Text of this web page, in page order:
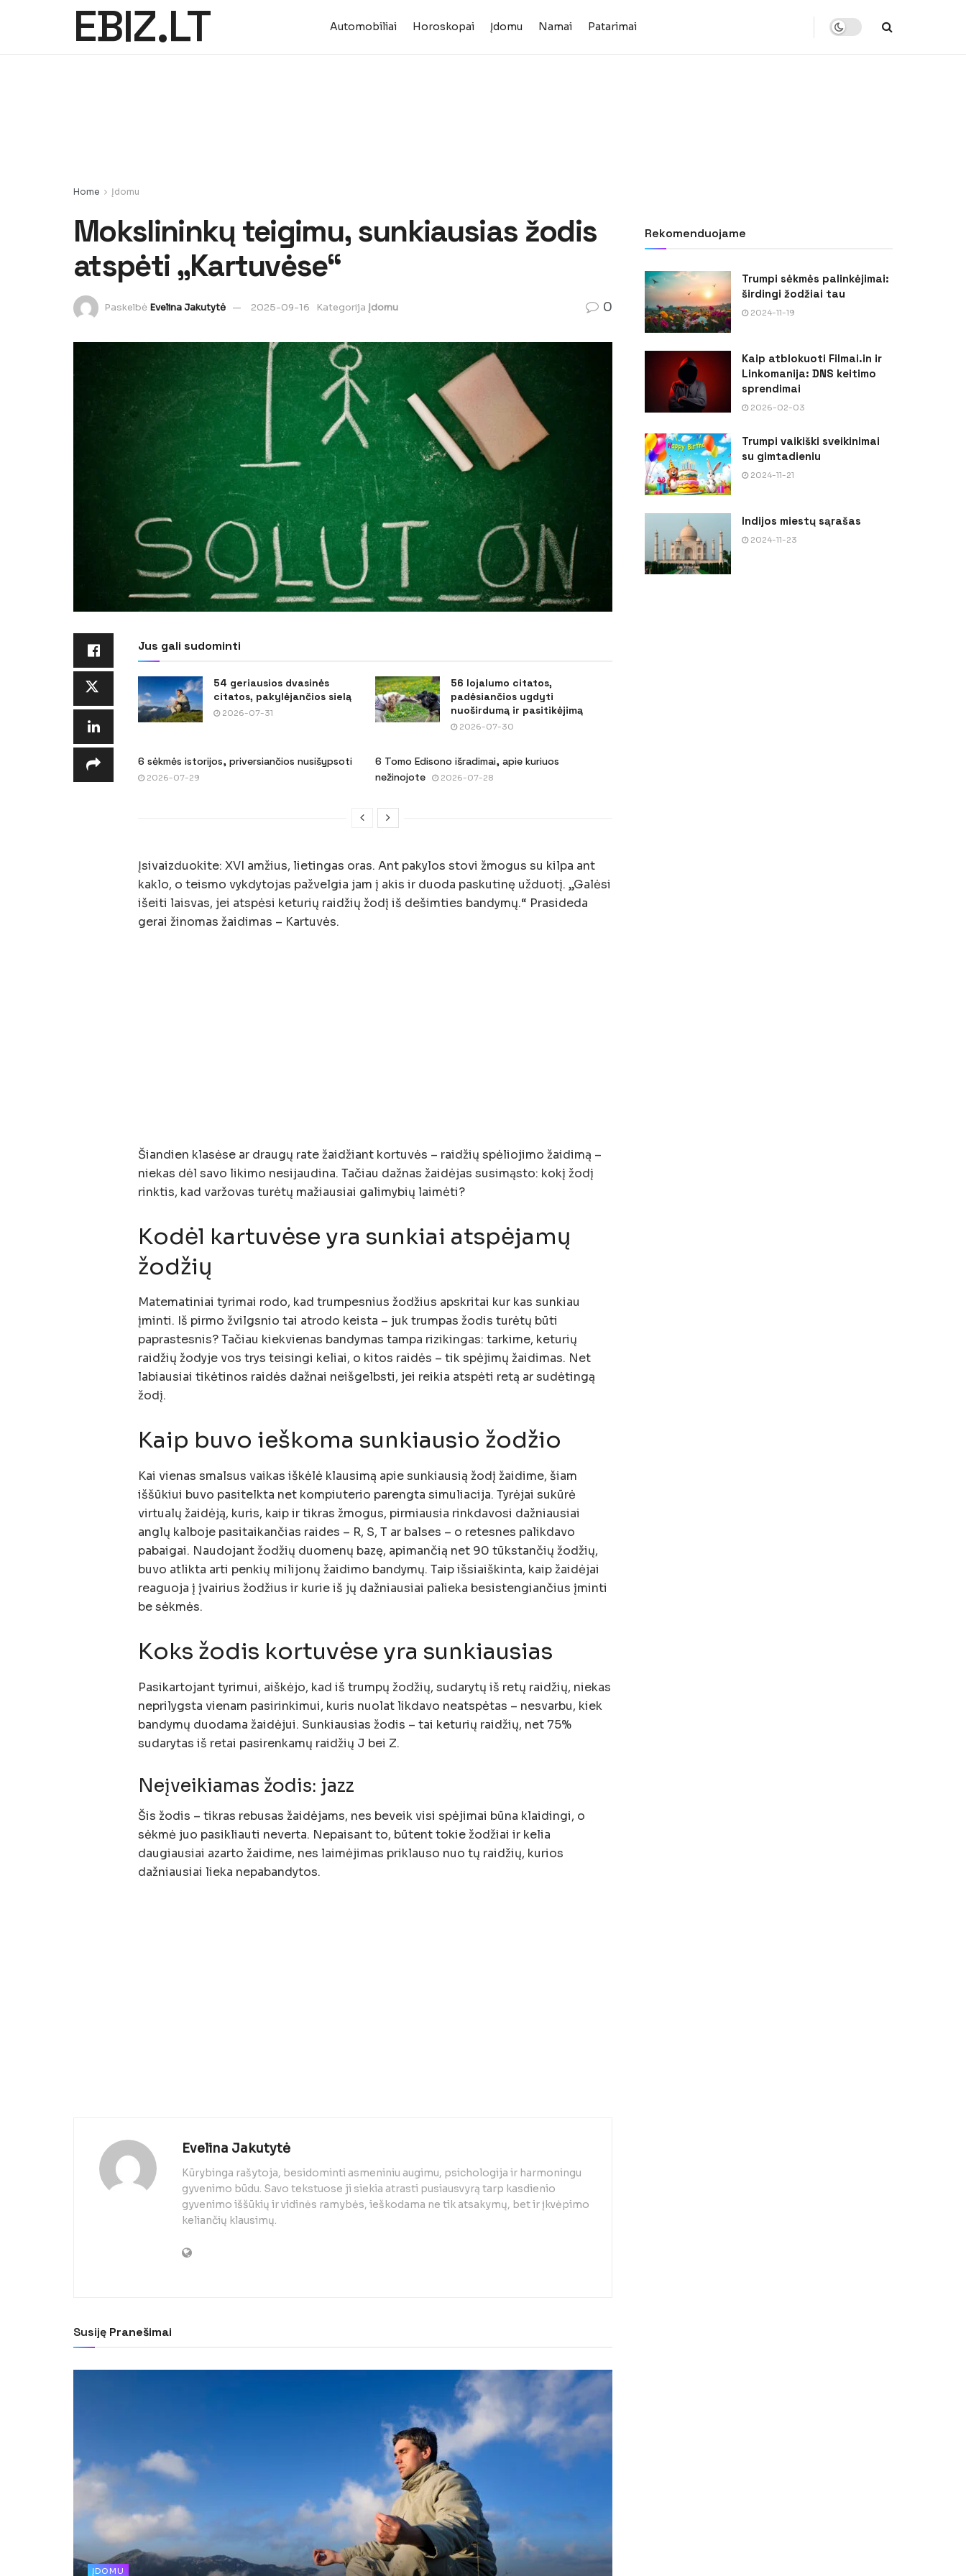
EBIZ.LT Automobiliai Horoskopai Įdomu Namai Patarimai
Home Įdomu
Mokslininkų teigimu, sunkiausias žodis
atspėti „Kartuvėse“
Paskelbė Evelina Jakutytė 2025-09-16 Kategorija Įdomu 0
Jus gali sudominti
54 geriausios dvasinės
citatos, pakylėjančios sielą
2026-07-31
56 lojalumo citatos,
padėsiančios ugdyti
nuoširdumą ir pasitikėjimą
2026-07-30
6 sėkmės istorijos, priversiančios nusišypsoti
2026-07-29
6 Tomo Edisono išradimai, apie kuriuos
nežinojote
2026-07-28
Įsivaizduokite: XVI amžius, lietingas oras. Ant pakylos stovi žmogus su kilpa ant
kaklo, o teismo vykdytojas pažvelgia jam į akis ir duoda paskutinę užduotį. „Galėsi
išeiti laisvas, jei atspėsi keturių raidžių žodį iš dešimties bandymų.“ Prasideda
gerai žinomas žaidimas – Kartuvės.
Šiandien klasėse ar draugų rate žaidžiant kortuvės – raidžių spėliojimo žaidimą –
niekas dėl savo likimo nesijaudina. Tačiau dažnas žaidėjas susimąsto: kokį žodį
rinktis, kad varžovas turėtų mažiausiai galimybių laimėti?
Kodėl kartuvėse yra sunkiai atspėjamų
žodžių
Matematiniai tyrimai rodo, kad trumpesnius žodžius apskritai kur kas sunkiau
įminti. Iš pirmo žvilgsnio tai atrodo keista – juk trumpas žodis turėtų būti
paprastesnis? Tačiau kiekvienas bandymas tampa rizikingas: tarkime, keturių
raidžių žodyje vos trys teisingi keliai, o kitos raidės – tik spėjimų žaidimas. Net
labiausiai tikėtinos raidės dažnai neišgelbsti, jei reikia atspėti retą ar sudėtingą
žodį.
Kaip buvo ieškoma sunkiausio žodžio
Kai vienas smalsus vaikas iškėlė klausimą apie sunkiausią žodį žaidime, šiam
iššūkiui buvo pasitelkta net kompiuterio parengta simuliacija. Tyrėjai sukūrė
virtualų žaidėją, kuris, kaip ir tikras žmogus, pirmiausia rinkdavosi dažniausiai
anglų kalboje pasitaikančias raides – R, S, T ar balses – o retesnes palikdavo
pabaigai. Naudojant žodžių duomenų bazę, apimančią net 90 tūkstančių žodžių,
buvo atlikta arti penkių milijonų žaidimo bandymų. Taip išsiaiškinta, kaip žaidėjai
reaguoja į įvairius žodžius ir kurie iš jų dažniausiai palieka besistengiančius įminti
be sėkmės.
Koks žodis kortuvėse yra sunkiausias
Pasikartojant tyrimui, aiškėjo, kad iš trumpų žodžių, sudarytų iš retų raidžių, niekas
neprilygsta vienam pasirinkimui, kuris nuolat likdavo neatspėtas – nesvarbu, kiek
bandymų duodama žaidėjui. Sunkiausias žodis – tai keturių raidžių, net 75%
sudarytas iš retai pasirenkamų raidžių J bei Z.
Neįveikiamas žodis: jazz
Šis žodis – tikras rebusas žaidėjams, nes beveik visi spėjimai būna klaidingi, o
sėkmė juo pasikliauti neverta. Nepaisant to, būtent tokie žodžiai ir kelia
daugiausiai azarto žaidime, nes laimėjimas priklauso nuo tų raidžių, kurios
dažniausiai lieka nepabandytos.
Evelina Jakutytė
Kūrybinga rašytoja, besidominti asmeniniu augimu, psichologija ir harmoningu
gyvenimo būdu. Savo tekstuose ji siekia atrasti pusiausvyrą tarp kasdienio
gyvenimo iššūkių ir vidinės ramybės, ieškodama ne tik atsakymų, bet ir įkvėpimo
keliančių klausimų.
Susiję Pranešimai
ĮDOMU
Rekomenduojame
Trumpi sėkmės palinkėjimai:
širdingi žodžiai tau
2024-11-19
Kaip atblokuoti Filmai.in ir
Linkomanija: DNS keitimo
sprendimai
2026-02-03
Trumpi vaikiški sveikinimai
su gimtadieniu
2024-11-21
Indijos miestų sąrašas
2024-11-23